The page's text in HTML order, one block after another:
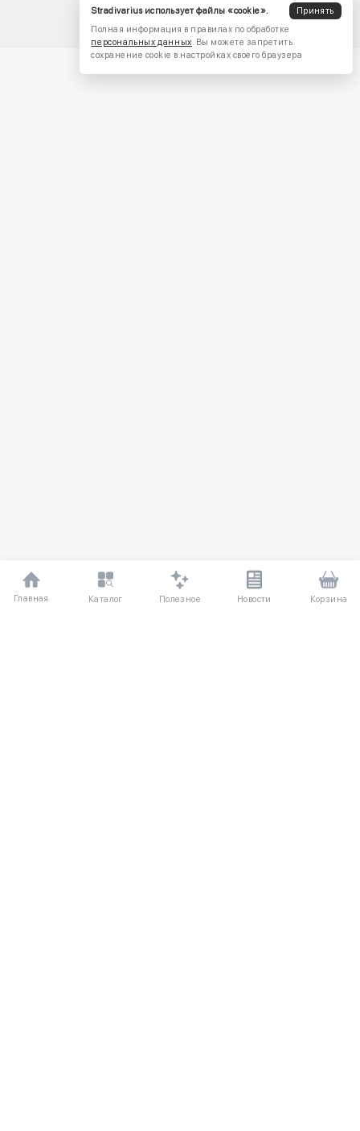
Главная Каталог Полезное Новости Корзина
Stradivarius использует файлы «cookie».
Принять
Полная информация в правилах по обработке
персональных данных. Вы можете запретить
сохранение cookie в настройках своего браузера